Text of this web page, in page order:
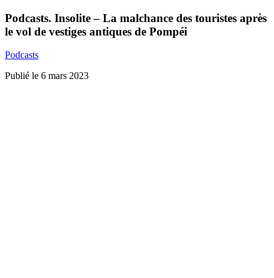
Podcasts. Insolite – La malchance des touristes après
le vol de vestiges antiques de Pompéi
Podcasts
Publié le 6 mars 2023